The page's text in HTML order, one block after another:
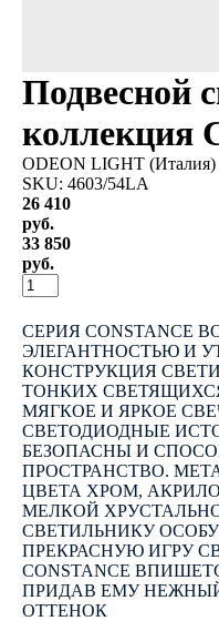
Подвесной
коллекция
ODEON LIGHT (Италия)
SKU: 4603/54LA
26 410
руб.
33 850
руб.
СЕРИЯ CONSTANCE
ЭЛЕГАНТНОСТЬЮ И
КОНСТРУКЦИЯ
ТОНКИХ
МЯГКОЕ И ЯРКОЕ
СВЕТОДИОДНЫЕ
БЕЗОПАСНЫ И
ПРОСТРАНСТВО.
ЦВЕТА ХРОМ,
МЕЛКОЙ
СВЕТИЛЬНИКУ
ПРЕКРАСНУЮ ИГРУ
CONSTANCE
ПРИДАВ ЕМУ
ОТТЕНОК